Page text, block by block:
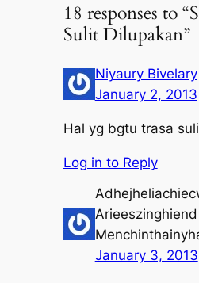
18 responses to
Sulit Dilupakan”
Niyaury Bivelary
January 2, 2013
Hal yg bgtu trasa
Log in to Reply
Arieeszinghiend
January 3, 2013